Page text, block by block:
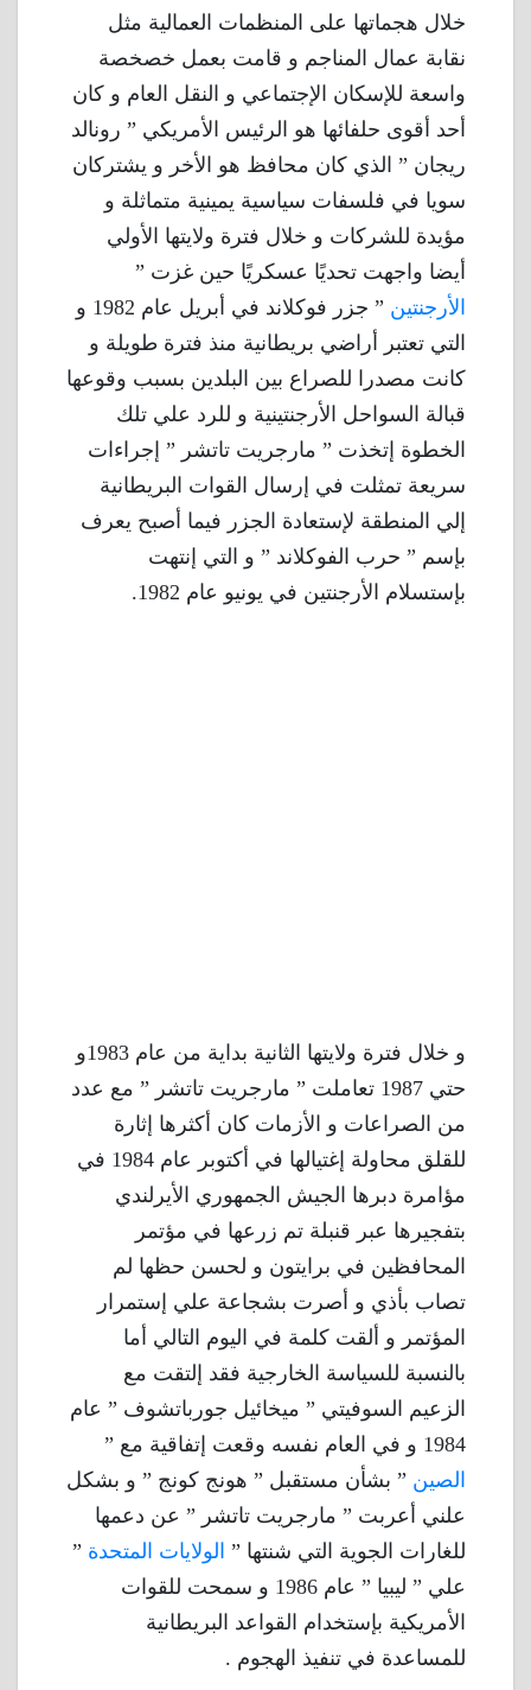
خلال هجماتها على المنظمات العمالية مثل
نقابة عمال المناجم و قامت بعمل خصخصة
واسعة للإسكان الإجتماعي و النقل العام و كان
أحد أقوى حلفائها هو الرئيس الأمريكي ” رونالد
ريجان ” الذي كان محافظ هو الأخر و يشتركان
سويا في فلسفات سياسية يمينية متماثلة و
مؤيدة للشركات و خلال فترة ولايتها الأولي
أيضا واجهت تحديًا عسكريًا حين غزت ”
الأرجنتين
” جزر فوكلاند في أبريل عام 1982 و
التي تعتبر أراضي بريطانية منذ فترة طويلة و
كانت مصدرا للصراع بين البلدين بسبب وقوعها
قبالة السواحل الأرجنتينية و للرد علي تلك
الخطوة إتخذت ” مارجريت تاتشر ” إجراءات
سريعة تمثلت في إرسال القوات البريطانية
إلي المنطقة لإستعادة الجزر فيما أصبح يعرف
بإسم ” حرب الفوكلاند ” و التي إنتهت
بإستسلام الأرجنتين في يونيو عام 1982.
و خلال فترة ولايتها الثانية بداية من عام 1983و
حتي 1987 تعاملت ” مارجريت تاتشر ” مع عدد
من الصراعات و الأزمات كان أكثرها إثارة
للقلق محاولة إغتيالها في أكتوبر عام 1984 في
مؤامرة دبرها الجيش الجمهوري الأيرلندي
بتفجيرها عبر قنبلة تم زرعها في مؤتمر
المحافظين في برايتون و لحسن حظها لم
تصاب بأذي و أصرت بشجاعة علي إستمرار
المؤتمر و ألقت كلمة في اليوم التالي أما
بالنسبة للسياسة الخارجية فقد إلتقت مع
الزعيم السوفيتي ” ميخائيل جورباتشوف ” عام
1984 و في العام نفسه وقعت إتفاقية مع ”
الصين ” بشأن مستقبل ” هونج كونج ” و بشكل
علني أعربت ” مارجريت تاتشر ” عن دعمها
للغارات الجوية التي شنتها ” الولايات المتحدة ”
علي ” ليبيا ” عام 1986 و سمحت للقوات
الأمريكية بإستخدام القواعد البريطانية
للمساعدة في تنفيذ الهجوم .